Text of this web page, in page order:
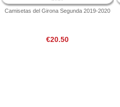
Camisetas del Girona Segunda 2019-2020
€20.50